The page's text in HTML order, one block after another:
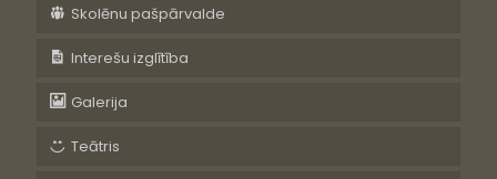
Skolēnu pašpārvalde
Interešu izglītība
Galerija
Teātris